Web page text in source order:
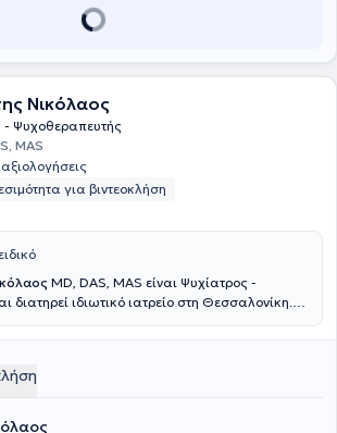
Νικόλαος
- Ψυχοθεραπευτής
MAS
για βιντεοκλήση
MD, DAS, MAS είναι Ψυχίατρος -
διατηρεί ιδιωτικό ιατρείο στη Θεσσαλονίκη.
Θεσσαλονίκης και ολοκλήρωσε την
Ακόμη, έχει δίπλωμα ιατρικής
of Advanced Studies DAS & MAS) από το
Ελβετίας. Έχει εκπαιδευτεί στην